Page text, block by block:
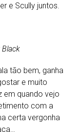
e Scully juntos.
Black
tão bem, ganha
e muito
em quando vejo
com a
certa vergonha